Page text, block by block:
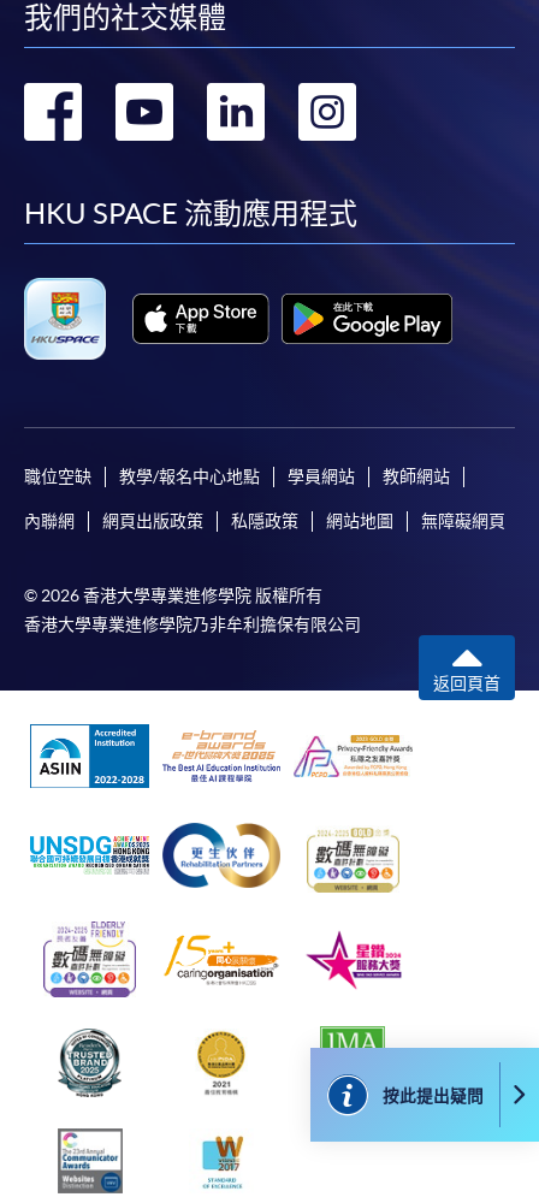
免責聲明
本學院為學院開設的其中一些課程提供在線服務的平台。雖然
卻不能為這些資訊作出任何明確或隱含的保證。本學院尤其不
本學院（包括其僱員及附屬機構）對你在網上付款而由下列原
因所導致的任何損失，一概不負責；上述原因包括：（1）由
來的任何信息或資訊中出現的疏忽、錯誤、誤差或遺漏；
（3）付款的網關在完成網上付款時出現的故障、失靈、或失
誤；（4）任何由付款的網關引起或與付款的網關相關的原
以上中文本純作參考之用，如內容與英文版本有任何歧義，一
付款方法
(WeChat Pay) 或支付寶(Alipay)
申請人可親臨學院任何一所報名中心，以現金、「易
（Alipay） 繳付學費。
2. 支票或銀行本票
如以劃線支票或銀行本票繳付，抬頭請註明「香港大
學專業進修學院」。支票背面請寫上課程名稱及申請
人姓名。 閣下可：
親臨學院各報名中心遞交劃線支票、報名表格及有關
按此提出疑問
折
我們的社交媒體
轉
facebook
轉
youtube
轉
linkedin
HKU SPACE 流動應用程式
職位空缺 教學/報名中心地點 學員網站 教師網站
內聯網 網頁出版政策 私隱政策 網站地圖 無障礙網頁
© 2026 香港大學專業進修學院 版權所有
香港大學專業進修學院乃非牟利擔保有限公司
返回頁首